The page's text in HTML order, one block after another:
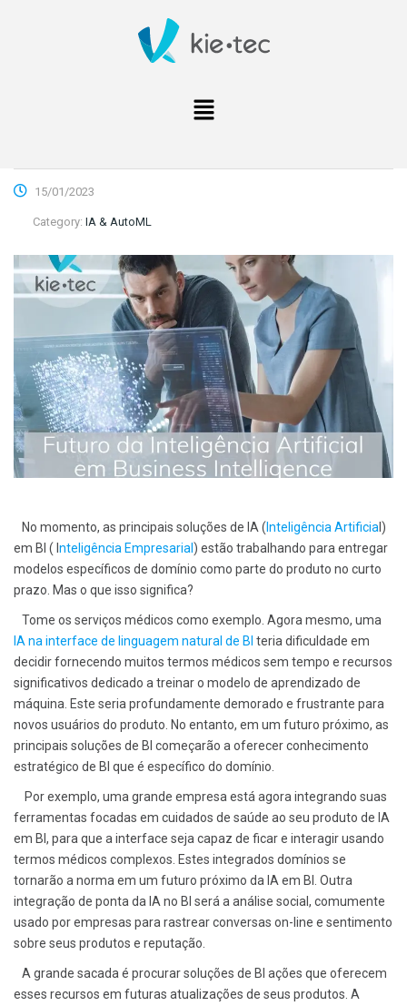
15/01/2023
Category: IA & AutoML
No momento, as principais soluções de IA (Inteligência Artificial)
em BI ( Inteligência Empresarial) estão trabalhando para entregar
modelos específicos de domínio como parte do produto no curto
prazo. Mas o que isso significa?
Tome os serviços médicos como exemplo. Agora mesmo, uma
IA na interface de linguagem natural de BI teria dificuldade em
decidir fornecendo muitos termos médicos sem tempo e recursos
significativos dedicado a treinar o modelo de aprendizado de
máquina. Este seria profundamente demorado e frustrante para
novos usuários do produto. No entanto, em um futuro próximo, as
principais soluções de BI começarão a oferecer conhecimento
estratégico de BI que é específico do domínio.
Por exemplo, uma grande empresa está agora integrando suas
ferramentas focadas em cuidados de saúde ao seu produto de IA
em BI, para que a interface seja capaz de ficar e interagir usando
termos médicos complexos. Estes integrados domínios se
tornarão a norma em um futuro próximo da IA ​​em BI. Outra
integração de ponta da IA ​​no BI será a análise social, comumente
usado por empresas para rastrear conversas on-line e sentimento
sobre seus produtos e reputação.
A grande sacada é procurar soluções de BI ações que oferecem
esses recursos em futuras atualizações de seus produtos. A